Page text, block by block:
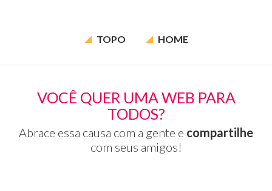
TOPO HOME
VOCÊ QUER UMA WEB PARA
TODOS?
Abrace essa causa com a gente e compartilhe
com seus amigos!